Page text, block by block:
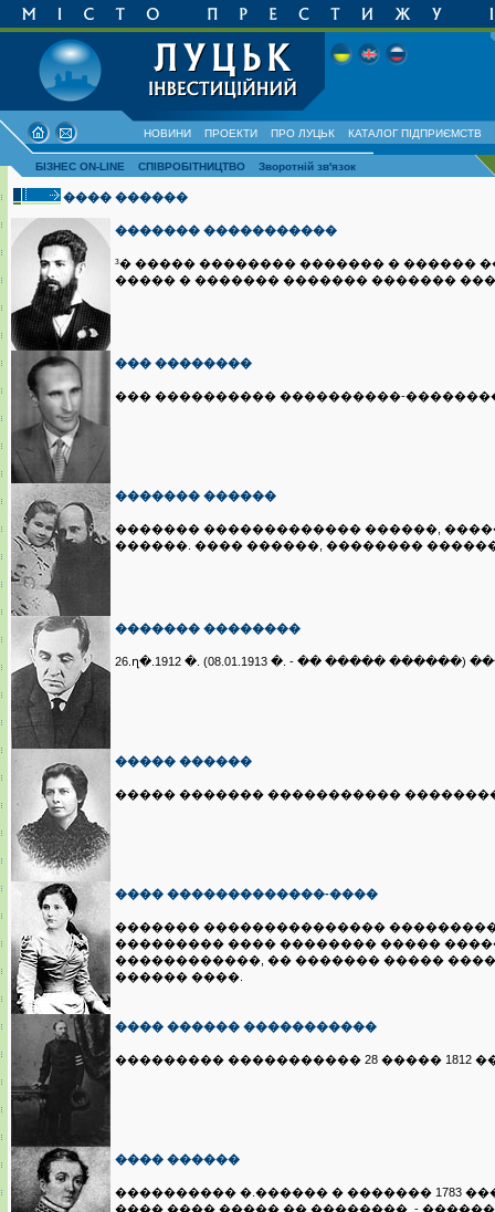
НОВИНИ ПРОЕКТИ ПРО ЛУЦЬК КАТАЛОГ ПІДПРИЄМСТВ
БІЗНЕС ON-LINE СПІВРОБІТНИЦТВО Зворотній зв'язок
���� ������
������� �����������
³� ����� �������� ������� � ������
����� � ������� ������� �������
��� ��������
��� ���������� ����������-��������
������� ������
������� ������������� ������,
������. ���� ������, ��������
������� ��������
26.ղ�.1912 �. (08.01.1913 �. - �� �����
����� ������
����� ������� �����������
���� �������������-����
������� ���������������
��������� ���� �������� �����
������������, �� ������� �����
������ ����.
���� ������ �����������
��������� ����������� 28 �����
���� ������
���������� �.������ � ������� 1783
���� ���� ����� �� ��������, -